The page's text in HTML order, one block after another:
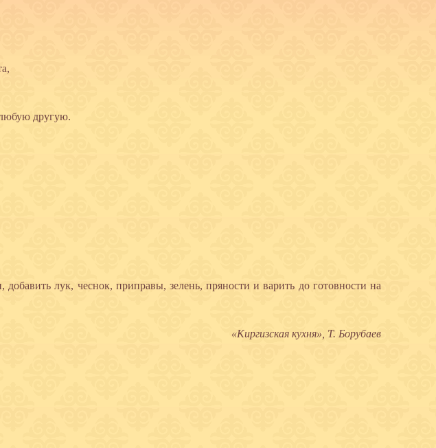
другую.
лук, чеснок, приправы, зелень, пряности и варить до готовности на
«Киргизская кухня», Т. Борубаев